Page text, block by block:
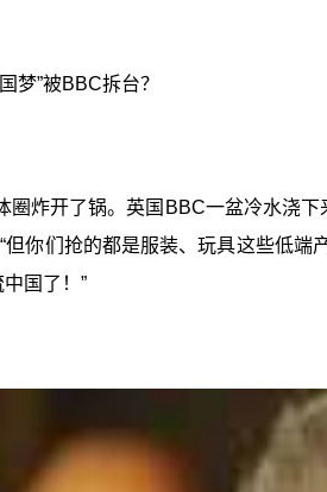
梦”被BBC拆台？
圈炸开了锅。英国BBC一盆冷水浇
你们抢的都是服装、玩具这些低
国了！”